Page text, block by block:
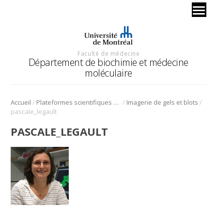
Faculté de médecine
Département de biochimie et médecine
moléculaire
Accueil / Plateformes scientifiques BMM / Imagerie de gels et blots /
pascale_legault
PASCALE_LEGAULT